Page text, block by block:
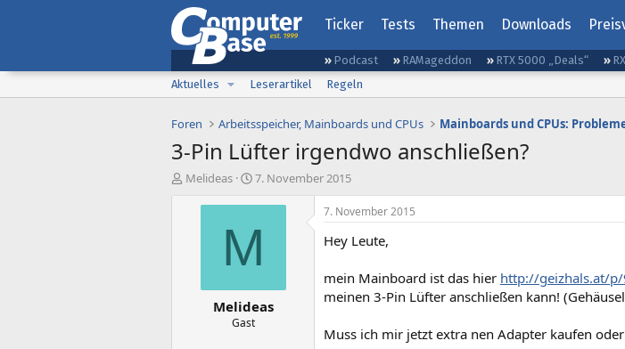
Ticker Tests Themen Downloads
Podcast RAMageddon RTX 5000 „Deals“
Aktuelles
Leserartikel Regeln
Foren Arbeitsspeicher, Mainboards und CPUs Mainboards und CPUs:
3-Pin Lüfter irgendwo anschließen?
E
Melideas
E
s
e
t
a
m
7. November 2015
M
Melideas
Gast
7. November 2015
Hey Leute,
mein Mainboard ist das hier http://geizhals.at/
meinen 3-Pin Lüfter anschließen kann!
Muss ich mir jetzt extra nen Adapter kaufen